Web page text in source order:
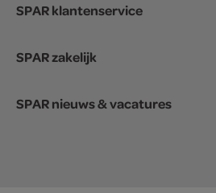
SPAR klantenservice
SPAR zakelijk
SPAR nieuws & vacatures